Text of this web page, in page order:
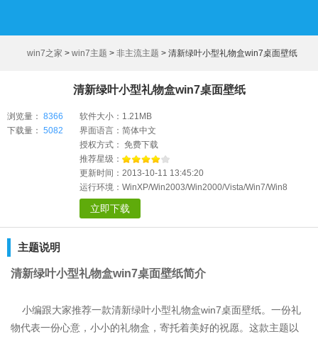
win7之家 > win7主题 > 非主流主题 > 清新绿叶小型礼物盒win7桌面壁纸
清新绿叶小型礼物盒win7桌面壁纸
浏览量： 8366
下载量： 5082
软件大小：1.21MB
界面语言：简体中文
授权方式： 免费下载
推荐星级：
更新时间：2013-10-11 13:45:20
运行环境：WinXP/Win2003/Win2000/Vista/Win7/Win8
立即下载
主题说明
清新绿叶小型礼物盒win7桌面壁纸简介
小编跟大家推荐一款清新绿叶小型礼物盒win7桌面壁纸。一份礼
物代表一份心意，小小的礼物盒，寄托着美好的祝愿。这款主题以